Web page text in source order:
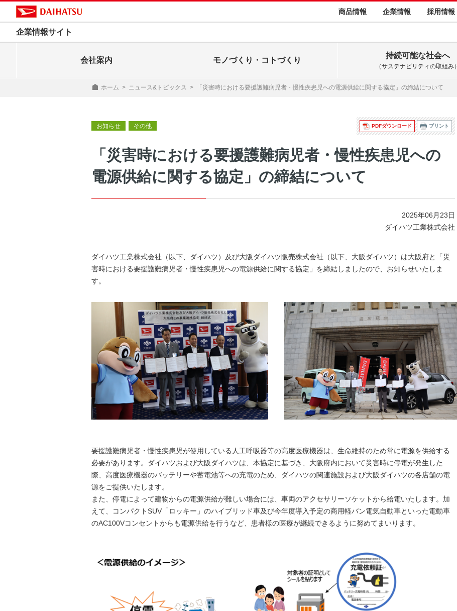
商品情報 企業情報 採用情報
企業情報サイト
会社案内 モノづくり・コトづくり
持続可能な社会へ
（サステナビリティの取組み）
ホーム > ニュース&トピックス > 「災害時における要援護難病児者・慢性疾患児への電源供給に関する協定」の締結について
PDFダウンロード プリント
お知らせ その他
「災害時における要援護難病児者・慢性疾患児への
電源供給に関する協定」の締結について
2025年06月23日
ダイハツ工業株式会社
ダイハツ工業株式会社（以下、ダイハツ）及び大阪ダイハツ販売株式会社（以下、大阪ダイハツ）は大阪府と「災
害時における要援護難病児者・慢性疾患児への電源供給に関する協定」を締結しましたので、お知らせいたしま
す。
要援護難病児者・慢性疾患児が使用している人工呼吸器等の高度医療機器は、生命維持のため常に電源を供給する
必要があります。ダイハツおよび大阪ダイハツは、本協定に基づき、大阪府内において災害時に停電が発生した
際、高度医療機器のバッテリーや蓄電池等への充電のため、ダイハツの関連施設および大阪ダイハツの各店舗の電
源をご提供いたします。
また、停電によって建物からの電源供給が難しい場合には、車両のアクセサリーソケットから給電いたします。加
えて、コンパクトSUV「ロッキー」のハイブリッド車及び今年度導入予定の商用軽バン電気自動車といった電動車
のAC100Vコンセントからも電源供給を行うなど、患者様の医療が継続できるように努めてまいります。